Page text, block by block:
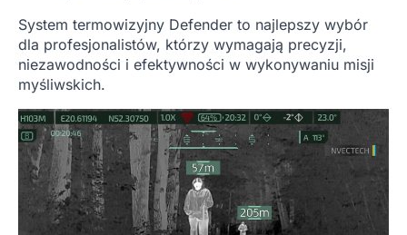
System termowizyjny Defender to najlepszy wybór
dla profesjonalistów, którzy wymagają precyzji,
niezawodności i efektywności w wykonywaniu misji
myśliwskich.